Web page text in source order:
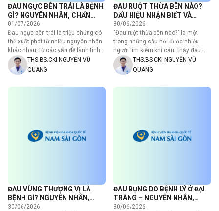
ĐAU NGỰC BÊN TRÁI LÀ BỆNH
GÌ? NGUYÊN NHÂN, CHẨN
ĐOÁN VÀ CÁCH ĐIỀU TRỊ
01/07/2026
Đau ngực bên trái là triệu chứng có
thể xuất phát từ nhiều nguyên nhân
khác nhau, từ các vấn đề lành tính
như chấn…THS.BS.CKI NGUYỄN VŨ
QUANG
ĐAU RUỘT THỪA BÊN NÀO?
DẤU HIỆU NHẬN BIẾT VÀ
CÁCH XỬ LÍ THẾ NÀO?
30/06/2026
"Đau ruột thừa bên nào?" là một
trong những câu hỏi được nhiều
người tìm kiếm khi cảm thấy đau
bụng bất thường – đặc…
THS.BS.CKI NGUYỄN VŨ
QUANG
ĐAU VÙNG THƯỢNG VỊ LÀ
BỆNH GÌ? NGUYÊN NHÂN,
TRIỆU CHỨNG VÀ CÁCH ĐIỀU
30/06/2026
ĐAU BỤNG DO BỆNH LÝ Ở ĐẠI
TRÀNG – NGUYÊN NHÂN,
CHẨN ĐOÁN VÀ CÁCH PHÒNG
30/06/2026